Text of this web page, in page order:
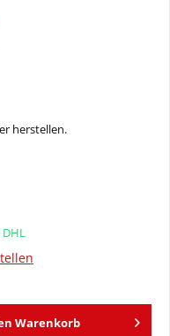
herstellen.
Warenkorb